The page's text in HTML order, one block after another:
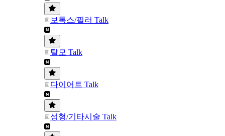
보톡스/필러 Talk
탈모 Talk
다이어트 Talk
성형/기타시술 Talk